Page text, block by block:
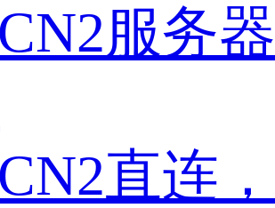
服务器
直连